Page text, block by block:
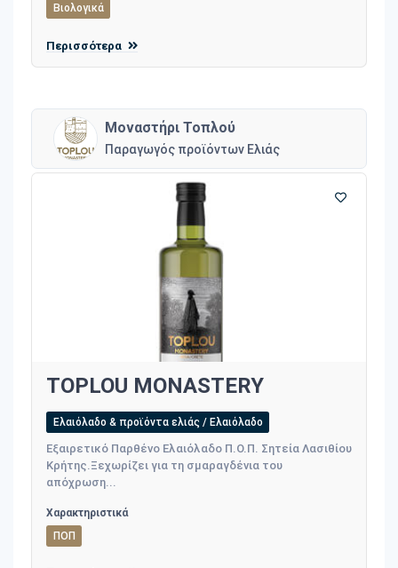
Βιολογικά
Περισσότερα
Μοναστήρι Τοπλού
Παραγωγός προϊόντων Ελιάς
TOPLOU MONASTERY
Ελαιόλαδο & προϊόντα ελιάς / Ελαιόλαδο
Εξαιρετικό Παρθένο Ελαιόλαδο Π.Ο.Π. Σητεία Λασιθίου
Κρήτης.Ξεχωρίζει για τη σμαραγδένια του
απόχρωση...
Χαρακτηριστικά
ΠΟΠ